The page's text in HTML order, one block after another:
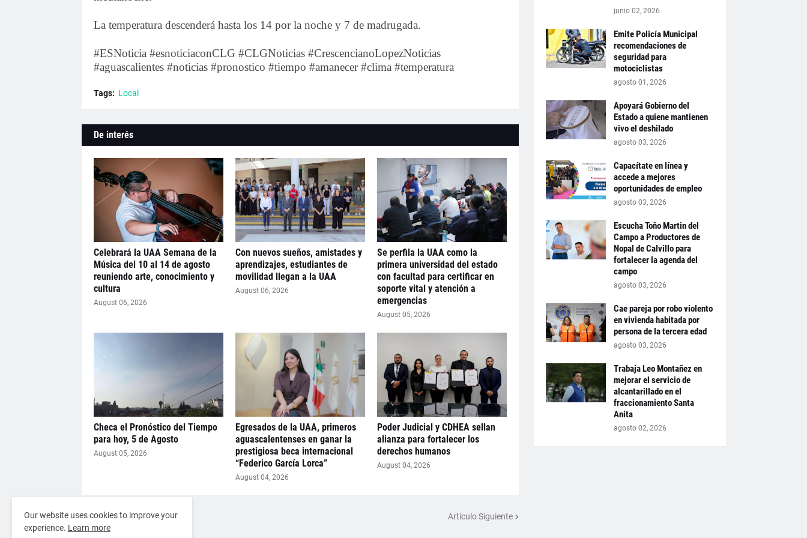
La temperatura descenderá hasta los 14 por la noche y 7 de madrugada.
#ESNoticia #esnoticiaconCLG #CLGNoticias #CrescencianoLopezNoticias
#aguascalientes #noticias #pronostico #tiempo #amanecer #clima #temperatura
Tags: Local
De interés
Celebrará la UAA Semana de la
Música del 10 al 14 de agosto
reuniendo arte, conocimiento y
cultura
August 06, 2026
Con nuevos sueños, amistades y
aprendizajes, estudiantes de
movilidad llegan a la UAA
August 06, 2026
Se perfila la UAA como la
primera universidad del estado
con facultad para certificar en
soporte vital y atención a
emergencias
August 05, 2026
Checa el Pronóstico del Tiempo
para hoy, 5 de Agosto
August 05, 2026
Egresados de la UAA, primeros
aguascalentenses en ganar la
prestigiosa beca internacional
“Federico García Lorca”
August 04, 2026
Poder Judicial y CDHEA sellan
alianza para fortalecer los
derechos humanos
August 04, 2026
Artículo Anterior Artículo Siguiente
junio 02, 2026
Emite Policía Municipal
recomendaciones de
seguridad para
motociclistas
agosto 01, 2026
Apoyará Gobierno del
Estado a quiene mantienen
vivo el deshilado
agosto 03, 2026
Capacítate en línea y
accede a mejores
oportunidades de empleo
agosto 03, 2026
Escucha Toño Martin del
Campo a Productores de
Nopal de Calvillo para
fortalecer la agenda del
campo
agosto 03, 2026
Cae pareja por robo violento
en vivienda habitada por
persona de la tercera edad
agosto 03, 2026
Trabaja Leo Montañez en
mejorar el servicio de
alcantarillado en el
fraccionamiento Santa
Anita
agosto 02, 2026
Our website uses cookies to improve your
experience. Learn more